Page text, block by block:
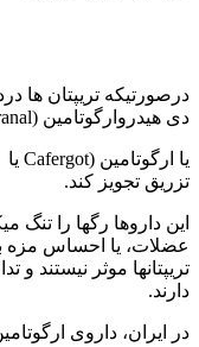
درصورتیکه تریپتان ها
دی هیدروارگوتامین (Migranal)
تزریق تجویز کند.
این داروها رگها را تنگ
عضلات، یا احساس مزه
تریپتانها موثر نیستند و
دارند.
در ایران، داروی